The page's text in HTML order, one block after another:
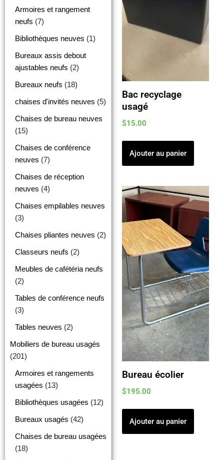
Armoires et rangement
neufs (7)
Bibliothèques neuves (1)
Bureaux assis debout
ajustables neufs (2)
Bureaux neufs (18)
chaises d'invités neuves (5)
Chaises de bureau neuves
(15)
Chaises de conférence
neuves (7)
Chaises de réception
neuves (4)
Chaises empilables neuves
(3)
Chaises pliantes neuves (2)
Classeurs neufs (2)
Meubles de cafétéria neufs
(2)
Tables de conférence neufs
(3)
Tables neuves (2)
Mobiliers de bureau usagés
(201)
Armoires et rangements
usagées (13)
Bibliothèques usagées (12)
Bureaux usagés (42)
Chaises de bureau usagées
(18)
Bac recyclage
usagé
$15.00
Ajouter au panier
Bureau écolier
$195.00
Ajouter au panier